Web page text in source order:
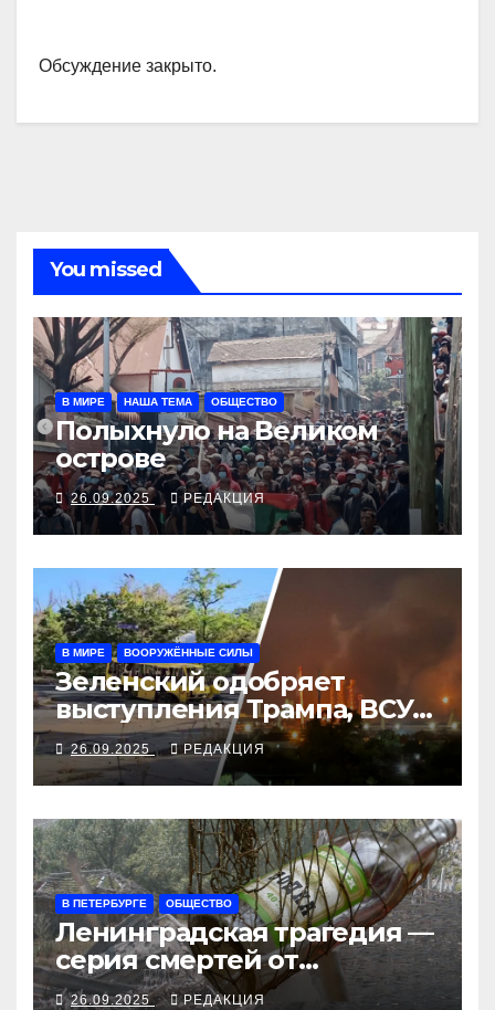
Обсуждение закрыто.
You missed
В МИРЕ НАША ТЕМА ОБЩЕСТВО
Полыхнуло на Великом
острове
26.09.2025 РЕДАКЦИЯ
В МИРЕ ВООРУЖЁННЫЕ СИЛЫ
Зеленский одобряет
выступления Трампа, ВСУ
закрыли Добропольский
рубеж
26.09.2025 РЕДАКЦИЯ
В ПЕТЕРБУРГЕ ОБЩЕСТВО
Ленинградская трагедия —
серия смертей от
алкосуррогата
26.09.2025 РЕДАКЦИЯ